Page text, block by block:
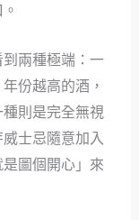
兩種極端：一
份越高的酒，
則是完全無視
士忌隨意加入
圖個開心」來